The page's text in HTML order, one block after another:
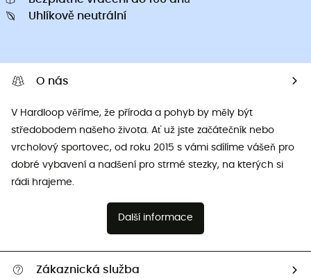
Uhlíkově neutrální
O nás
V Hardloop věříme, že příroda a pohyb by měly být
středobodem našeho života. Ať už jste začátečník nebo
vrcholový sportovec, od roku 2015 s vámi sdílíme vášeň pro
dobré vybavení a nadšení pro strmé stezky, na kterých si
rádi hrajeme.
Další informace
Zákaznická služba